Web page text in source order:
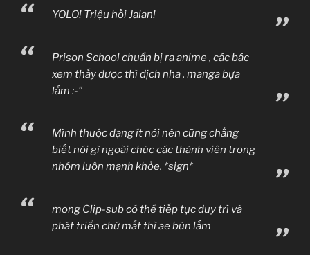
YOLO! Triệu hồi Jaian!
Prison School chuẩn bị ra anime , các bác
xem thấy được thì dịch nha , manga bựa
lắm :-”
Mình thuộc dạng ít nói nên cũng chẳng
biết nói gì ngoài chúc các thành viên trong
nhóm luôn mạnh khỏe. *sign*
mong Clip-sub có thể tiếp tục duy trì và
phát triển chứ mất thì ae bùn lắm